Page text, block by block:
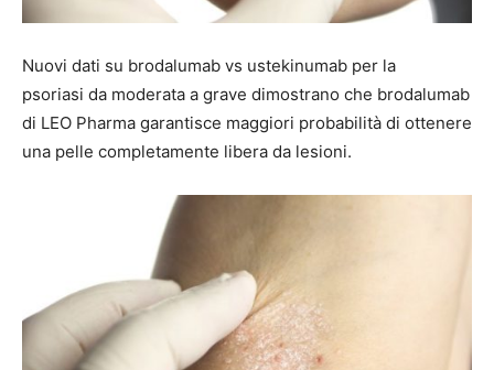
Nuovi dati su brodalumab vs ustekinumab per la
psoriasi da moderata a grave dimostrano che brodalumab
di LEO Pharma garantisce maggiori probabilità di ottenere
una pelle completamente libera da lesioni.